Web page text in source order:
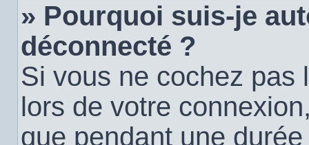
» Pourquoi suis-je
déconnecté ?
Si vous ne cochez
lors de votre
que pendant une